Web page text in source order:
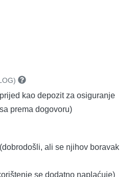
kao depozit za osiguranje
prema dogovoru)
ali se njihov boravak
se dodatno naplaćuje)